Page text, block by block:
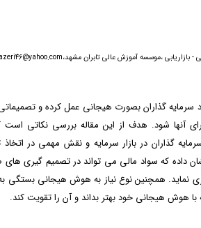
گذاران بصورت هیجانی عمل کرده و
آنها شود. هدف از این مقاله بررسی نکاتی
گذاران در بازار سرمایه و نقش مهمی در اتخاذ
داده که سواد مالی می تواند در تصمیم گیری
همچنین نوع نیاز به هوش هیجانی بستگی به
با هوش هیجانی خود بهتر بداند و آن را تقویت کند.